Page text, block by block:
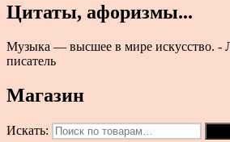
Цитаты, афоризмы...
Музыка — высшее в мире искусство. -
писатель
Магазин
Искать: